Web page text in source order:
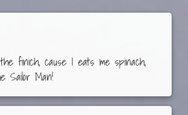
finich, cause I eats me spinach,
Sailor Man!